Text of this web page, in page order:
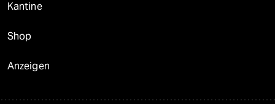
Kantine
Shop
Anzeigen